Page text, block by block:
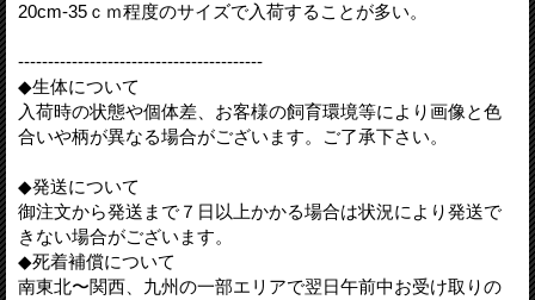
20cm-35ｃｍ程度のサイズで入荷することが多い。
-----------------------------------------
◆生体について
入荷時の状態や個体差、お客様の飼育環境等により画像と色
合いや柄が異なる場合がございます。ご了承下さい。
◆発送について
御注文から発送まで７日以上かかる場合は状況により発送で
きない場合がございます。
◆死着補償について
南東北〜関西、九州の一部エリアで翌日午前中お受け取りの